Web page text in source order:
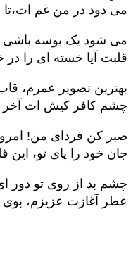
می دود در من غم
می شود یک بوسه باشی
قلبت آیا خسته ای را
بهترین تصویر عمرم،
چشم کافر کیش ات آخر
صبر کن فردای من!
جان خود را پای تو،
چشم بد از روی تو دور
عطر آغازت عزیزم، بوی